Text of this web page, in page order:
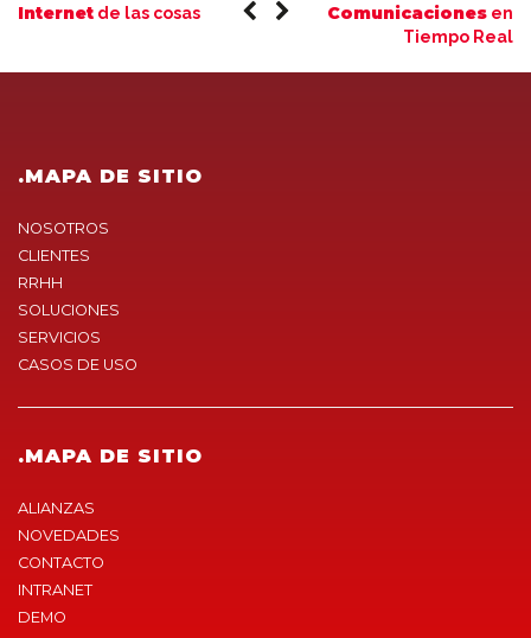
Internet de las cosas Comunicaciones en
Tiempo Real
.MAPA DE SITIO
NOSOTROS
CLIENTES
RRHH
SOLUCIONES
SERVICIOS
CASOS DE USO
.MAPA DE SITIO
ALIANZAS
NOVEDADES
CONTACTO
INTRANET
DEMO